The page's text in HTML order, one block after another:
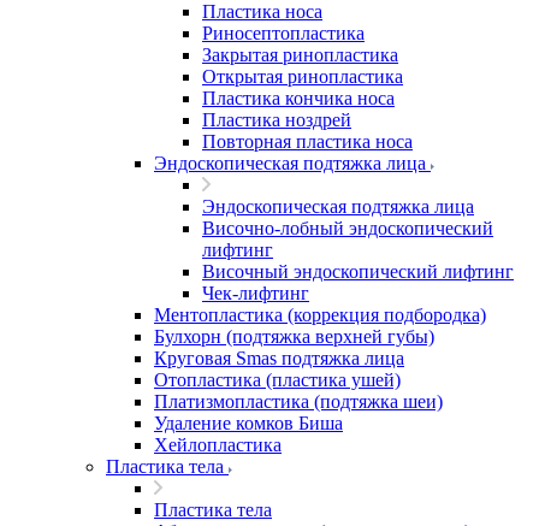
Пластика носа
Риносептопластика
Закрытая ринопластика
Открытая ринопластика
Пластика кончика носа
Пластика ноздрей
Повторная пластика носа
Эндоскопическая подтяжка лица
Эндоскопическая подтяжка лица
Височно-лобный эндоскопический
лифтинг
Височный эндоскопический лифтинг
Чек-лифтинг
Ментопластика (коррекция подбородка)
Булхорн (подтяжка верхней губы)
Круговая Smas подтяжка лица
Отопластика (пластика ушей)
Платизмопластика (подтяжка шеи)
Удаление комков Биша
Хейлопластика
Пластика тела
Пластика тела